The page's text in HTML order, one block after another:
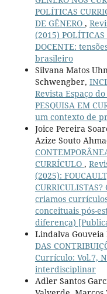
POLÍTICAS
DE GÊNERO ,
(2015) POLÍTICAS
DOCENTE:
brasileiro
Silvana Matos
Schwengber,
Revista Espaço
PESQUISA EM
um contexto de
Joice Pereira
Azize Souto
CURRÍCULO ,
(2025):
criamos
conceituais pós-
diferença)
Lindalva Gouveia
DAS
Currículo: Vol.7,
interdisciplinar
Adler Santos